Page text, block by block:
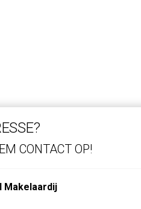
CONTACT OP!
Makelaardij